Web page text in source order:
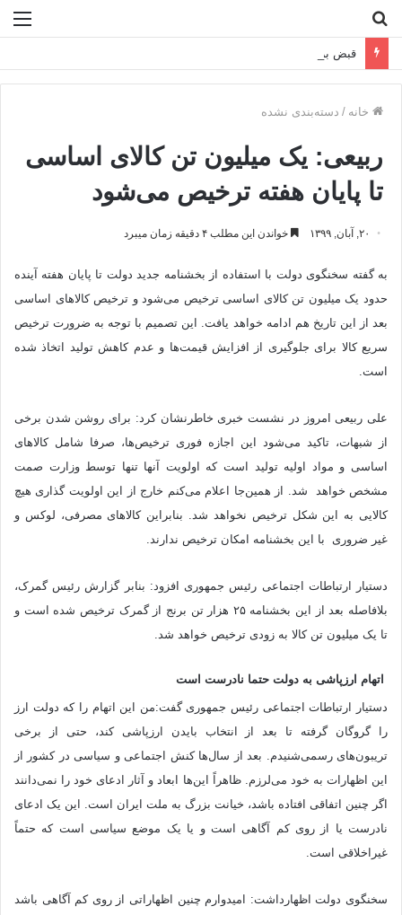
قبض برق ۴۰ برابری در راه است!
خانه / دسته‌بندی نشده
ربیعی: یک میلیون تن کالای اساسی
تا پایان هفته ترخیص می‌شود
۲۰, آبان, ۱۳۹۹ خواندن این مطلب ۴ دقیقه زمان میبرد
به گفته سخنگوی دولت با استفاده از بخشنامه جدید دولت تا پایان هفته آینده
حدود یک میلیون تن کالای اساسی ترخیص می‌شود و ترخیص کالاهای اساسی
بعد از این تاریخ هم ادامه خواهد یافت. این تصمیم با توجه به ضرورت ترخیص
سریع کالا برای جلوگیری از افزایش قیمت‌ها و عدم کاهش تولید اتخاذ شده
است.
علی ربیعی امروز در نشست خبری خاطرنشان کرد: برای روشن شدن برخی
از شبهات، تاکید می‌شود این اجازه فوری ترخیص‌ها، صرفا شامل کالاهای
اساسی و مواد اولیه تولید است که اولویت آنها تنها توسط وزارت صمت
مشخص خواهد شد. از همین‌جا اعلام می‌کنم خارج از این اولویت گذاری هیچ
کالایی به این شکل ترخیص نخواهد شد. بنابراین کالاهای مصرفی، لوکس و
غیر ضروری با این بخشنامه امکان ترخیص ندارند.
دستیار ارتباطات اجتماعی رئیس جمهوری افزود: بنابر گزارش رئیس گمرک،
‌بلافاصله بعد از این بخشنامه ۲۵ هزار تن برنج از گمرک ترخیص شده است و
تا یک میلیون تن کالا به زودی ترخیص خواهد شد.
اتهام ارزپاشی به دولت حتما نادرست است
دستیار ارتباطات اجتماعی رئیس جمهوری گفت:من این اتهام را که دولت ارز
را گروگان گرفته تا بعد از انتخاب بایدن ارزپاشی کند، حتی از برخی
تریبون‌های رسمی‌شنیدم. بعد از سال‌ها کنش اجتماعی و سیاسی در کشور از
این اظهارات به خود می‌لرزم. ظاهراً این‌ها ابعاد و آثار ادعای خود را نمی‌دانند
اگر چنین اتفاقی افتاده باشد، خیانت بزرگ به ملت ایران است. این یک ادعای
نادرست یا از روی کم آگاهی است و یا یک موضع سیاسی است که حتماً
غیراخلاقی است.
سخنگوی دولت اظهارداشت: امیدوارم چنین اظهاراتی از روی کم آگاهی باشد